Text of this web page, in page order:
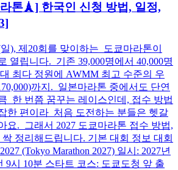
톤🗼] 한국인 신청 방법, 일정,
), 제20회를 맞이하는 도쿄마라톤이
열립니다. 기존 39,000명에서 40,000명
최다 정원에 AWMM 최고 수준의 우
까지. 일본마라톤 중에서도 단연
한 번쯤 꿈꾸는 레이스인데, 접수 방법
한 편이라 처음 도전하는 분들은 헷갈
요. 그래서 2027 도쿄마라톤 접수 방법,
정리해드립니다. 기본 대회 정보 대회
(Tokyo Marathon 2027) 일시: 2027년
9시 10분 스타트 코스: 도쿄도청 앞 출